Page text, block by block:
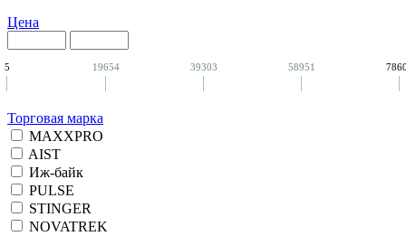
Цена
5 19654 39303 58951
Торговая марка
MAXXPRO
AIST
Иж-байк
PULSE
STINGER
NOVATREK